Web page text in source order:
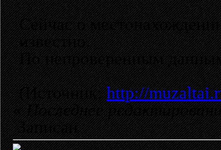
Сейчас о
известно.
По непроверенным
(Источник:http://
«Последнее
Записан